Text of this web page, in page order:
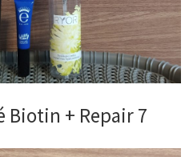
Biotin + Repair 7